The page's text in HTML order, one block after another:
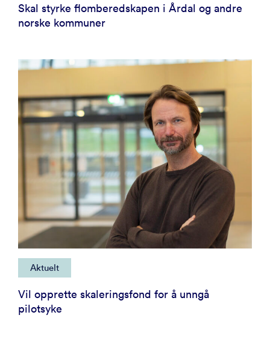
Skal styrke flomberedskapen i Årdal og andre
norske kommuner
Aktuelt
Vil opprette skaleringsfond for å unngå
pilotsyke